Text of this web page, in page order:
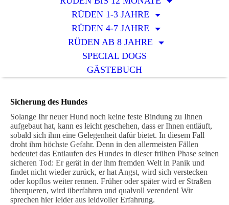
RÜDEN 1-3 JAHRE
RÜDEN 4-7 JAHRE
RÜDEN AB 8 JAHRE
SPECIAL DOGS
GÄSTEBUCH
Sicherung des Hundes
Solange Ihr neuer Hund noch keine feste Bindung zu Ihnen
aufgebaut hat, kann es leicht geschehen, dass er Ihnen entläuft,
sobald sich ihm eine Gelegenheit dafür bietet. In diesem Fall
droht ihm höchste Gefahr. Denn in den allermeisten Fällen
bedeutet das Entlaufen des Hundes in dieser frühen Phase seinen
sicheren Tod: Er gerät in der ihm fremden Welt in Panik und
findet nicht wieder zurück, er hat Angst, wird sich verstecken
oder kopflos weiter rennen. Früher oder später wird er Straßen
überqueren, wird überfahren und qualvoll verenden! Wir
sprechen hier leider aus leidvoller Erfahrung.